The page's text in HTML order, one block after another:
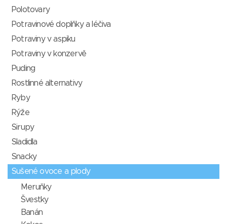
Polotovary
Potravinové doplňky a léčiva
Potraviny v aspiku
Potraviny v konzervě
Puding
Rostlinné alternativy
Ryby
Rýže
Sirupy
Sladidla
Snacky
Sušené ovoce a plody
Meruňky
Švestky
Banán